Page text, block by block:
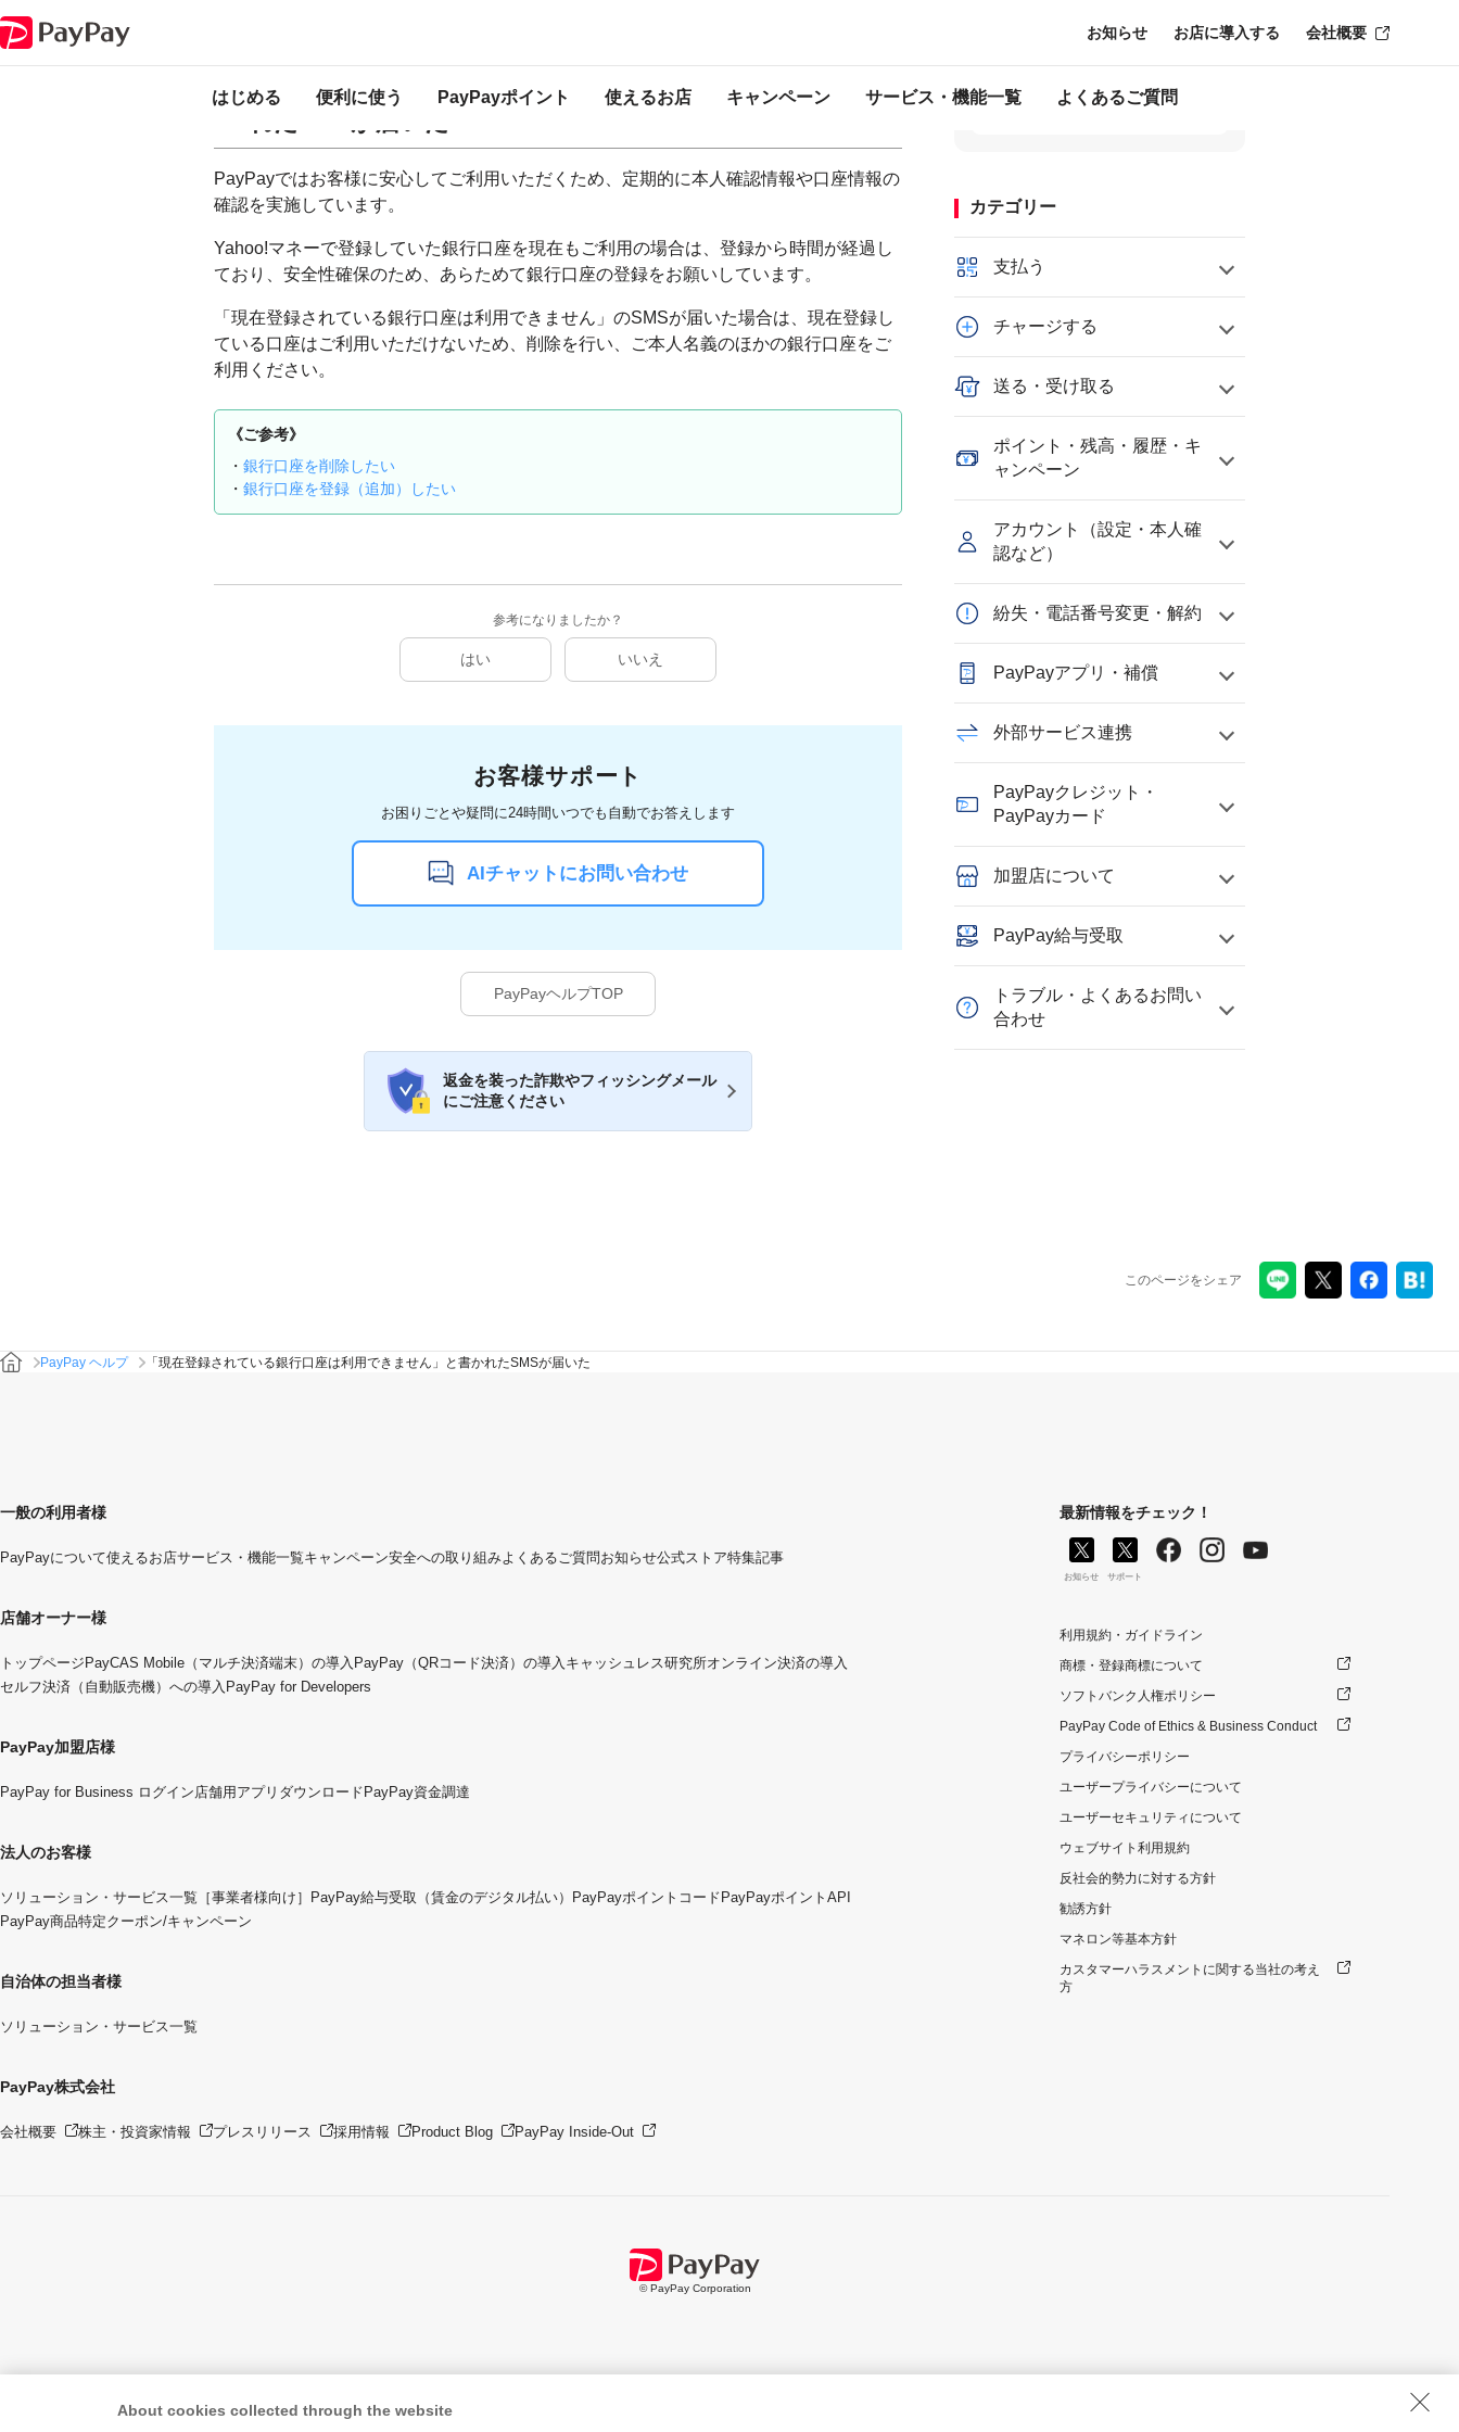
はじめる 便利に使う PayPayポイント 使えるお店 キャンペーン サービス・機能一覧 よくあるご質問
お知らせ お店に導入する 会社概要
「現在登録されている銀行口座は利用できません」と書か
PayPayではお客様に安心してご利用いただくため、定期的に本人確認情報や口座情報の
確認を実施しています。
Yahoo!マネーで登録していた銀行口座を現在もご利用の場合は、登録から時間が経過し
ており、安全性確保のため、あらためて銀行口座の登録をお願いしています。
「現在登録されている銀行口座は利用できません」のSMSが届いた場合は、現在登録し
ている口座はご利用いただけないため、削除を行い、ご本人名義のほかの銀行口座をご
利用ください。
《ご参考》
・ 銀行口座を削除したい
・ 銀行口座を登録（追加）したい
参考になりましたか？
はい いいえ
お客様サポート
お困りごとや疑問に24時間いつでも自動でお答えします
AIチャットにお問い合わせ
PayPayヘルプTOP
返金を装った詐欺やフィッシングメール
にご注意ください
カテゴリー
支払う
チャージする
送る・受け取る
ポイント・残高・履歴・キ
ャンペーン
アカウント（設定・本人確
認など）
紛失・電話番号変更・解約
PayPayアプリ・補償
外部サービス連携
PayPayクレジット・
PayPayカード
加盟店について
PayPay給与受取
トラブル・よくあるお問い
合わせ
このページをシェア
PayPay ヘルプ 「現在登録されている銀行口座は利用できません」と書かれたSMSが届いた
一般の利用者様
PayPayについて使えるお店サービス・機能一覧キャンペーン安全への取り組みよくあるご質問お知らせ公式ストア特集記事
店舗オーナー様
トップページ PayCAS Mobile（マルチ決済端末）の導入 PayPay（QRコード決済）の導入 キャッシュレス研究所オンライン決済の導入
セルフ決済（自動販売機）への導入 PayPay for Developers
PayPay加盟店様
PayPay for Business ログイン店舗用アプリダウンロード PayPay資金調達
法人のお客様
ソリューション・サービス一覧 ［事業者様向け］PayPay給与受取（賃金のデジタル払い） PayPayポイントコード PayPayポイントAPI
PayPay商品特定クーポン/キャンペーン
自治体の担当者様
ソリューション・サービス一覧
PayPay株式会社
会社概要 株主・投資家情報 プレスリリース 採用情報 Product Blog PayPay Inside-Out
最新情報をチェック！
お知らせ サポート
利用規約・ガイドライン
商標・登録商標について
ソフトバンク人権ポリシー
PayPay Code of Ethics & Business Conduct
プライバシーポリシー
ユーザープライバシーについて
ユーザーセキュリティについて
ウェブサイト利用規約
反社会的勢力に対する方針
勧誘方針
マネロン等基本方針
カスタマーハラスメントに関する当社の考え
方
© PayPay Corporation
About cookies collected through the website